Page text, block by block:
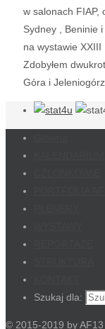
w salonach FIAP,
Sydney , Beninie
na wystawie
Zdobyłem
Góra i
Szukaj dla:
© 2015-2019 by AF13